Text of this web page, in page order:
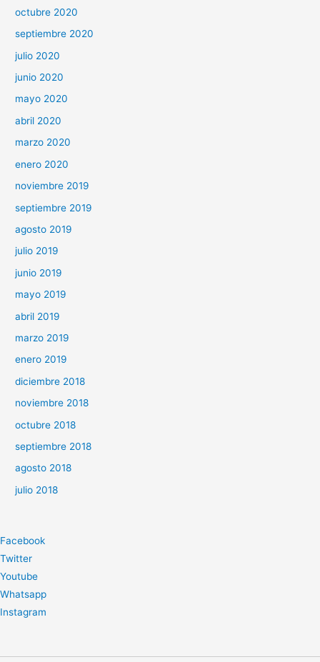
octubre 2020
septiembre 2020
julio 2020
junio 2020
mayo 2020
abril 2020
marzo 2020
enero 2020
noviembre 2019
septiembre 2019
agosto 2019
julio 2019
junio 2019
mayo 2019
abril 2019
marzo 2019
enero 2019
diciembre 2018
noviembre 2018
octubre 2018
septiembre 2018
agosto 2018
julio 2018
Facebook
Twitter
Youtube
Whatsapp
Instagram